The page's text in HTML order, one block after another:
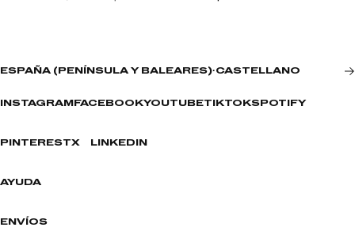
ESPAÑA (PENÍNSULA Y BALEARES)·CASTELLANO
INSTAGRAM FACEBOOKYOUTUBETIKTOKSPOTIFY
PINTERESTX LINKEDIN
AYUDA
ENVÍOS